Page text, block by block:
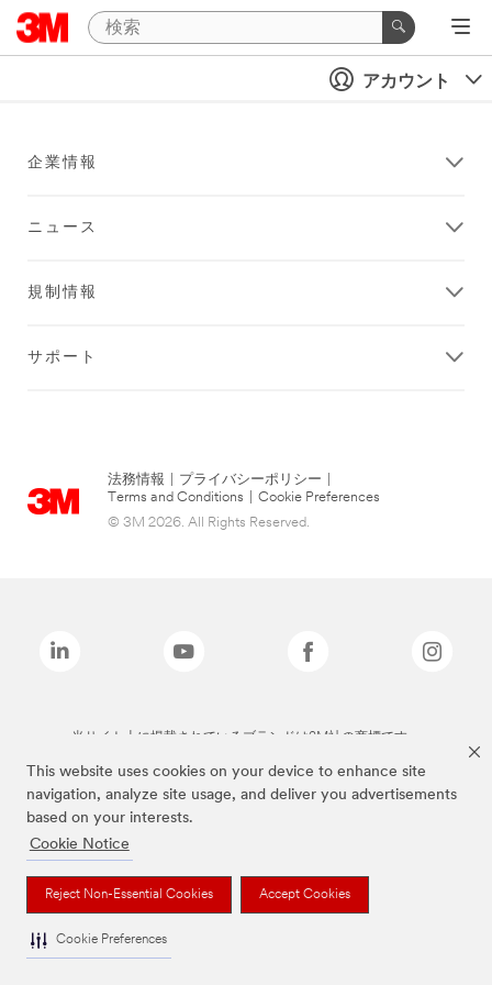
This website uses cookies on your device to enhance site
navigation, analyze site usage, and deliver you advertisements
based on your interests.
Cookie Notice
Reject Non-Essential Cookies Accept Cookies
Cookie Preferences
アカウント
企業情報
ニュース
規制情報
サポート
法務情報 プライバシーポリシー
Terms and Conditions
Cookie Preferences
© 3M 2026. All Rights Reserved.
当サイト上に掲載されているブランドは3M社の商標です。